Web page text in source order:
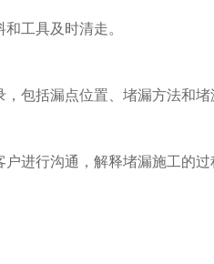
工具及时清走。
，包括漏点位置、堵漏方法和
进行沟通，解释堵漏施工的